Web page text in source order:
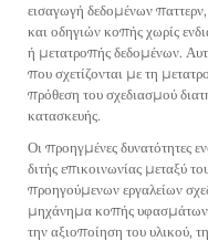
εισαγωγή δεδομένων
και οδηγιών κοπής χωρίς
ή μετατροπής δεδομένων.
που σχετίζονται με τη
πρόθεση του σχεδιασμού
κατασκευής.
Οι προηγμένες δυνατότητες
διτής επικοινωνίας μεταξύ
προηγούμενων εργαλείων
μηχάνημα κοπής υφασμάτων
την αξιοποίηση του υλικού,